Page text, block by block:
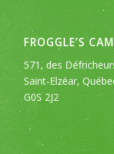
FROGGLE’S
571, des
Saint-Elzéar,
G0S 2J2